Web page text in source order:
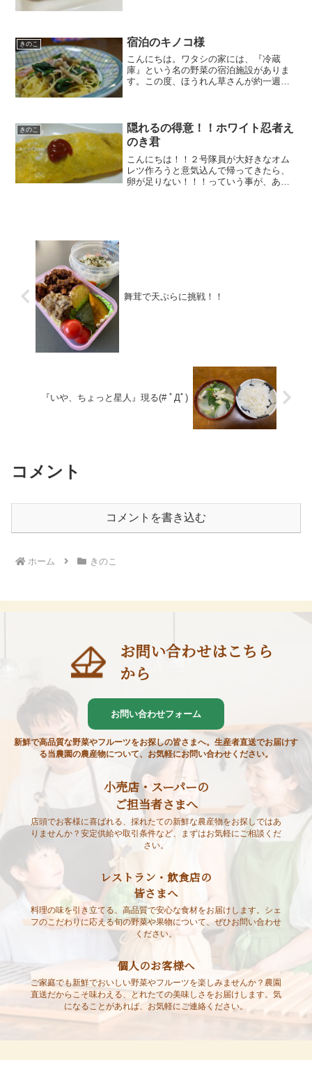
いか不安でした。(笑)）病...
きのこ 宿泊のキノコ様
こんにちは。ワタシの家には、『冷蔵
庫』という名の野菜の宿泊施設がありま
す。この度、ほうれん草さんが約一週間
食へのお出かけ前に、『ほう...
きのこ
隠れるの得意！！ホワイト忍者え
のき君
こんにちは！！２号隊員が大好きなオム
レツ作ろうと意気込んで帰ってきたら、
卵が足りない！！！っていう事が、あっ
舞茸で天ぷらに挑戦！！
『いや、ちょっと星人』現る(# ﾟДﾟ)
コメント
コメントを書き込む
ホーム きのこ
お問い合わせはこちら
から
お問い合わせフォーム
新鮮で高品質な野菜やフルーツをお探しの皆さまへ。生産者直送でお届けす
る当農園の農産物について、お気軽にお問い合わせください。
小売店・スーパーの
ご担当者さまへ
店頭でお客様に喜ばれる、採れたての新鮮な農産物をお探しではあ
りませんか？安定供給や取引条件など、まずはお気軽にご相談くだ
さい。
レストラン・飲食店の
皆さまへ
料理の味を引き立てる、高品質で安心な食材をお届けします。シェ
フのこだわりに応える旬の野菜や果物について、ぜひお問い合わせ
ください。
個人のお客様へ
ご家庭でも新鮮でおいしい野菜やフルーツを楽しみませんか？農園
直送だからこそ味わえる、とれたての美味しさをお届けします。気
になることがあれば、お気軽にご連絡ください。